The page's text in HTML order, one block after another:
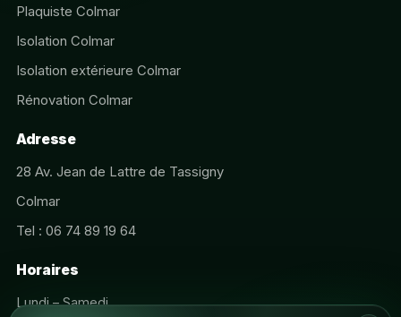
Plaquiste Colmar
Isolation Colmar
Isolation extérieure Colmar
Rénovation Colmar
Adresse
28 Av. Jean de Lattre de Tassigny
Colmar
Tel : 06 74 89 19 64
Horaires
Lundi – Samedi